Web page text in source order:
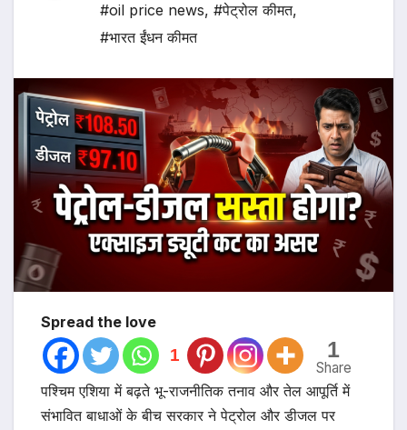
#oil price news, #पेट्रोल कीमत,
#भारत ईंधन कीमत
Spread the love
1 1
Share
पश्चिम एशिया में बढ़ते भू-राजनीतिक तनाव और तेल आपूर्ति में
संभावित बाधाओं के बीच सरकार ने पेट्रोल और डीजल पर